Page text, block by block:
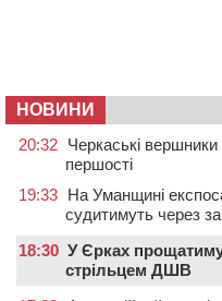
НОВИНИ
20:32 Черкаські вершники
першості
19:33 На Уманщині
судитимуть через
18:30 У Єрках
стрільцем ДШВ